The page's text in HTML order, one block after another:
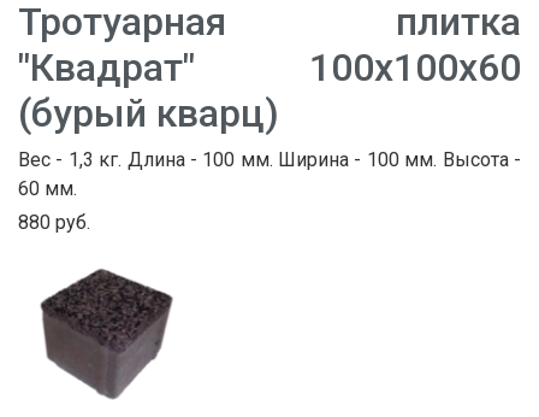
Тротуарная плитка
"Квадрат" 100х100х60
(бурый кварц)
Вес - 1,3 кг. Длина - 100 мм. Ширина - 100 мм. Высота -
60 мм.
880 руб.